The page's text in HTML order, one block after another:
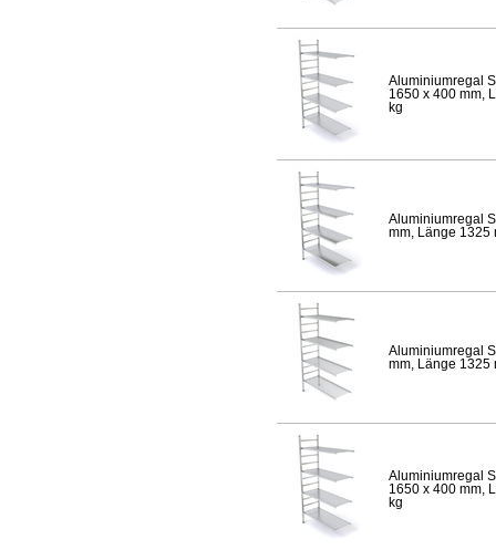
Aluminiumregal
1650 x 400 mm,
kg
Aluminiumregal
mm, Länge 1325
Aluminiumregal
mm, Länge 1325
Aluminiumregal
1650 x 400 mm,
kg